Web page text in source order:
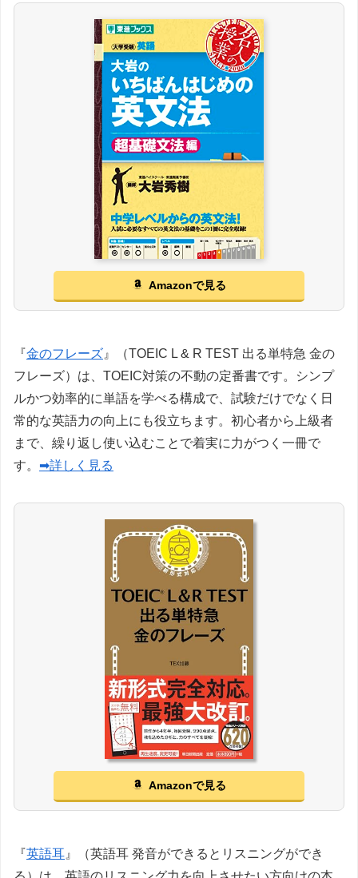
Amazonで見る
『金のフレーズ 』（TOEIC L & R TEST 出る単特急 金の
フレーズ）は、TOEIC対策の不動の定番書です。シンプ
ルかつ効率的に単語を学べる構成で、試験だけでなく日
常的な英語力の向上にも役立ちます。初心者から上級者
まで、繰り返し使い込むことで着実に力がつく一冊で
す。 ➡詳しく見る
Amazonで見る
『英語耳 』（英語耳 発音ができるとリスニングができ